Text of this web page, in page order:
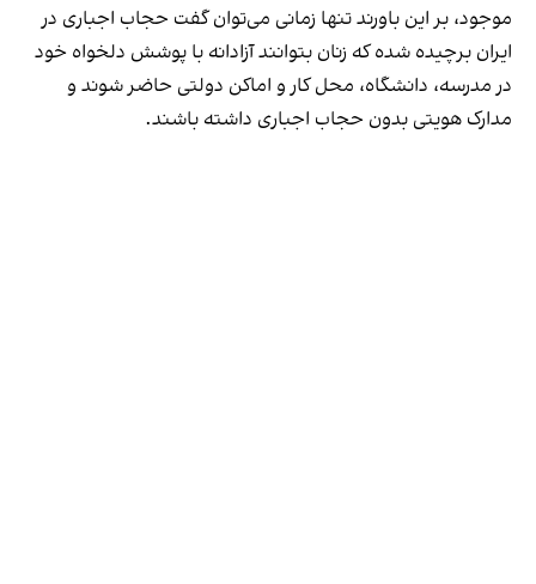
موجود، بر این باورند تنها زمانی می‌توان گفت حجاب اجباری در
ایران برچیده شده که زنان بتوانند آزادانه با پوشش دلخواه خود
در مدرسه، دانشگاه، محل کار و اماکن دولتی حاضر شوند و
مدارک هویتی بدون حجاب اجباری داشته باشند.